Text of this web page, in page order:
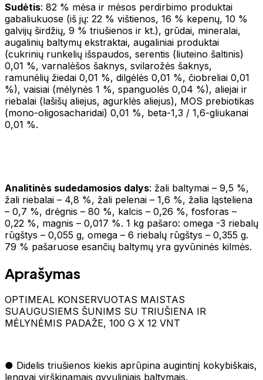
Sudėtis: 82 % mėsa ir mėsos perdirbimo produktai
gabaliukuose (iš jų: 22 % vištienos, 16 % kepenų, 10 %
galvijų širdžių, 9 % triušienos ir kt.), grūdai, mineralai,
augalinių baltymų ekstraktai, augaliniai produktai
(cukrinių runkelių išspaudos, serentis (liuteino šaltinis)
0,01 %, varnalėšos šaknys, svilarožės šaknys,
ramunėlių žiedai 0,01 %, dilgėlės 0,01 %, čiobreliai 0,01
%), vaisiai (mėlynės 1 %, spanguolės 0,04 %), aliejai ir
riebalai (lašišų aliejus, agurklės aliejus), MOS prebiotikas
(mono-oligosacharidai) 0,01 %, beta-1,3 / 1,6-gliukanai
0,01 %.
Analitinės sudedamosios dalys: žali baltymai – 9,5 %,
žali riebalai – 4,8 %, žali pelenai – 1,6 %, žalia ląsteliena
– 0,7 %, drėgnis – 80 %, kalcis – 0,26 %, fosforas –
0,22 %, magnis – 0,017 %. 1 kg pašaro: omega -3 riebalų
rūgštys – 0,055 g, omega – 6 riebalų rūgštys – 0,355 g.
79 % pašaruose esančių baltymų yra gyvūninės kilmės.
Aprašymas
OPTIMEAL KONSERVUOTAS MAISTAS
SUAUGUSIEMS ŠUNIMS SU TRIUŠIENA IR
MĖLYNĖMIS PADAŽE, 100 G X 12 VNT
● Didelis triušienos kiekis aprūpina augintinį kokybiškais,
lengvai virškinamais gyvuliniais baltymais,